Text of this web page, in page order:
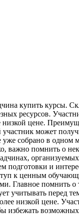
купить курсы.
ресурсов.
низкой цене.
может
собрано в одном
важно помнить о
подготовки и
к ценным
Главное помнить о
перед
низкой цене.
избежать